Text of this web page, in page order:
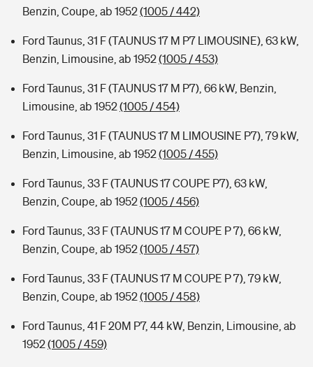
Benzin, Coupe, ab 1952(1005 / 442)
Ford Taunus, 31 F (TAUNUS 17 M P7 LIMOUSINE), 63 kW,
Benzin, Limousine, ab 1952(1005 / 453)
Ford Taunus, 31 F (TAUNUS 17 M P7), 66 kW, Benzin,
Limousine, ab 1952(1005 / 454)
Ford Taunus, 31 F (TAUNUS 17 M LIMOUSINE P7), 79 kW,
Benzin, Limousine, ab 1952(1005 / 455)
Ford Taunus, 33 F (TAUNUS 17 COUPE P7), 63 kW,
Benzin, Coupe, ab 1952(1005 / 456)
Ford Taunus, 33 F (TAUNUS 17 M COUPE P 7), 66 kW,
Benzin, Coupe, ab 1952(1005 / 457)
Ford Taunus, 33 F (TAUNUS 17 M COUPE P 7), 79 kW,
Benzin, Coupe, ab 1952(1005 / 458)
Ford Taunus, 41 F 20M P7, 44 kW, Benzin, Limousine, ab
1952(1005 / 459)